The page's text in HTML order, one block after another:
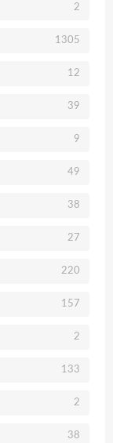
2
1305
12
39
9
49
38
27
220
157
2
133
2
38